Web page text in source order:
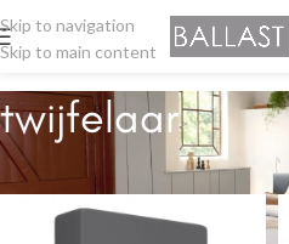
Skip to navigation
Skip to main content
twijfelaar
Home Producten getagged “twijfelaar”